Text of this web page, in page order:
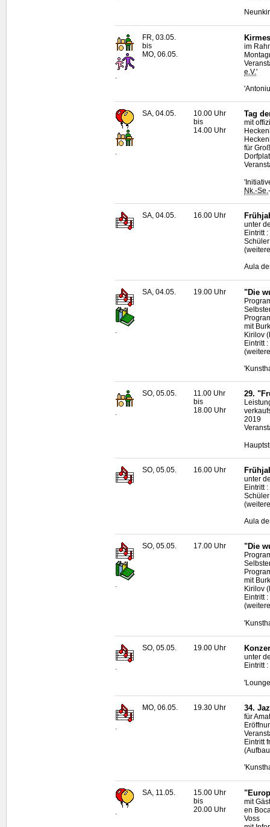
FR, 03.05.
bis
MO, 06.05.
im
e.V.'
.
SA, 04.05.
10.00 Uhr
bis
14.00 Uhr
Tag
mit
für
Nk.-Se.
SA, 04.05. 16.00 Uhr
unter
Eintritt
Aula
SA, 04.05. 19.00 Uhr "Die
mit
Kirilov
Eintritt
.
SO, 05.05.
11.00 Uhr
bis
18.00 Uhr
29.
2019
SO, 05.05. 16.00 Uhr
unter
Eintritt
Aula
.
SO, 05.05. 17.00 Uhr "Die
mit
Kirilov
Eintritt
.
SO, 05.05. 19.00 Uhr
unter
Eintritt
.
MO, 06.05. 19.30 Uhr 34.
für
Eintritt
.
SA, 11.05.
15.00 Uhr
bis
20.00 Uhr
mit
en
Voss